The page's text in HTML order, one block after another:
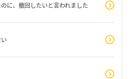
に、撤回したいと言われました